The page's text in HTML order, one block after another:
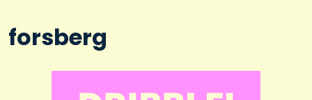
forsberg